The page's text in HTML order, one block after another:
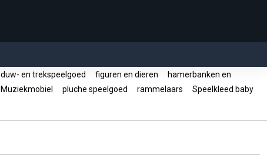
duw- en trekspeelgoed figuren en dieren
hamerbanken en
Muziekmobiel pluche speelgoed rammelaars
Speelkleed baby